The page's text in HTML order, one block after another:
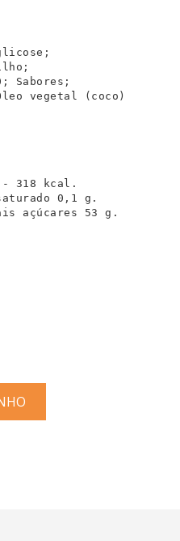
Sabores;
vegetal (coco)
- 318 kcal.
0,1 g.
açúcares 53 g.